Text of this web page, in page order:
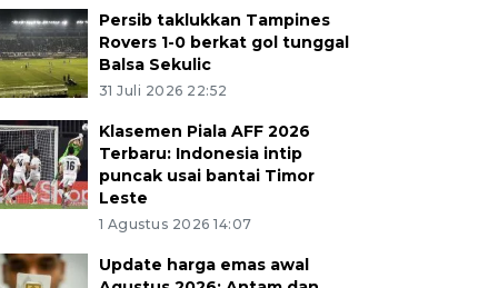
Persib taklukkan Tampines
Rovers 1-0 berkat gol tunggal
Balsa Sekulic
31 Juli 2026 22:52
Klasemen Piala AFF 2026
Terbaru: Indonesia intip
puncak usai bantai Timor
Leste
1 Agustus 2026 14:07
Update harga emas awal